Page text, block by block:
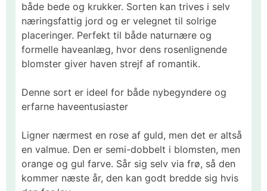
både bede og krukker. Sorten kan trives i selv
næringsfattig jord og er velegnet til solrige
placeringer. Perfekt til både naturnære og
formelle haveanlæg, hvor dens rosenlignende
blomster giver haven strejf af romantik.
Denne sort er ideel for både nybegyndere og
erfarne haveentusiaster
Ligner nærmest en rose af guld, men det er altså
en valmue. Den er semi-dobbelt i blomsten, men
orange og gul farve. Sår sig selv via frø, så den
kommer næste år, den kan godt bredde sig hvis